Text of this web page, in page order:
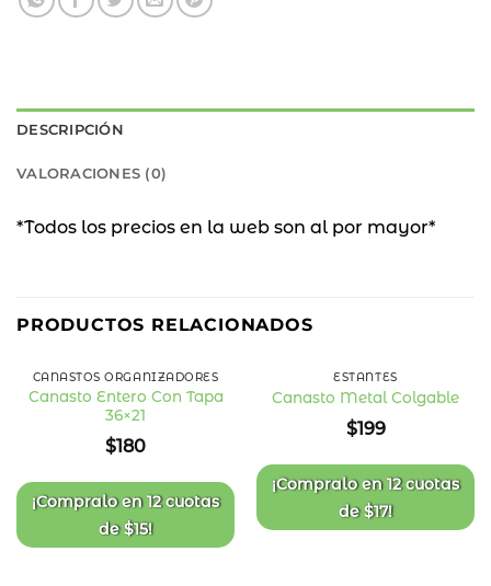
DESCRIPCIÓN
VALORACIONES (0)
*Todos los precios en la web son al por mayor*
PRODUCTOS RELACIONADOS
CANASTOS ORGANIZADORES
Canasto Entero Con Tapa
36×21
$180
¡Compralo en12 cuotas
de$15!
de
deseos
ESTANTES
Canasto Metal Colgable
$199
¡Compralo en12 cuotas
de$17!